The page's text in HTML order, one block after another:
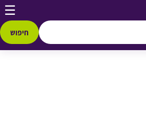
☰
חיפוש